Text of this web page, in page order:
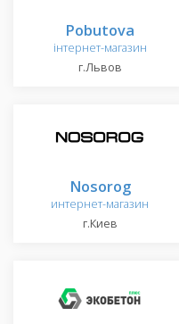
Pobutova
інтернет-магазин
г.Львов
Nosorog
интернет-магазин
г.Киев